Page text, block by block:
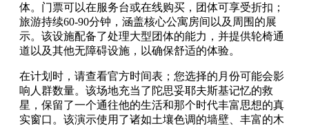
体。门票可以在服务台或在线购买，团体可享受折扣；
旅游持续60-90分钟，涵盖核心公寓房间以及周围的展
示。该设施配备了处理大型团体的能力，并提供轮椅通
道以及其他无障碍设施，以确保舒适的体验。
在计划时，请查看官方时间表；您选择的月份可能会影
响人群数量。该场地充当了陀思妥耶夫斯基记忆的救
星，保留了一个通往他的生活和那个时代丰富思想的真
实窗口。该演示使用了诸如土壤色调的墙壁、丰富的木